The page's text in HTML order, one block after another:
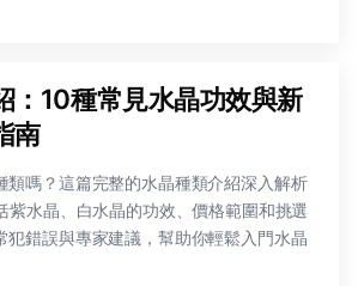
：10種常見水晶功效與新
南
類嗎？這篇完整的水晶種類介紹深入解析
紫水晶、白水晶的功效、價格範圍和挑選
犯錯誤與專家建議，幫助你輕鬆入門水晶